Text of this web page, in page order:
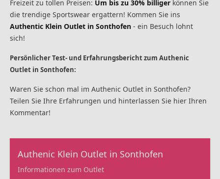
Freizeit zu tollen Preisen: Um bis zu 30% billiger können Sie
die trendige Sportswear ergattern! Kommen Sie ins
Authentic Klein Outlet in Sonthofen - ein Besuch lohnt
sich!
Persönlicher Test- und Erfahrungsbericht zum Authenic
Outlet in Sonthofen:
Waren Sie schon mal im Authenic Outlet in Sonthofen?
Teilen Sie Ihre Erfahrungen und hinterlassen Sie hier Ihren
Kommentar!
Authenic Klein Outlet in Sonthofen
Informationen zum Outlet